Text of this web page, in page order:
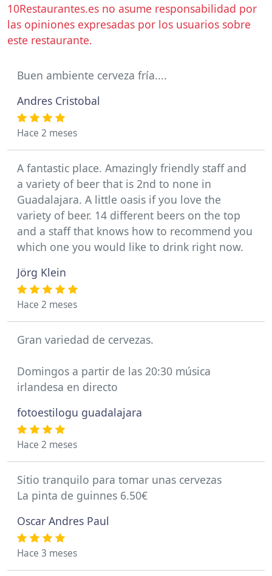
10Restaurantes.es no asume responsabilidad por
las opiniones expresadas por los usuarios sobre
este restaurante.
Buen ambiente cerveza fría....
Andres Cristobal
Hace 2 meses
A fantastic place. Amazingly friendly staff and
a variety of beer that is 2nd to none in
Guadalajara. A little oasis if you love the
variety of beer. 14 different beers on the top
and a staff that knows how to recommend you
which one you would like to drink right now.
Jörg Klein
Hace 2 meses
Gran variedad de cervezas.
Domingos a partir de las 20:30 música
irlandesa en directo
fotoestilogu guadalajara
Hace 2 meses
Sitio tranquilo para tomar unas cervezas
La pinta de guinnes 6.50€
Oscar Andres Paul
Hace 3 meses